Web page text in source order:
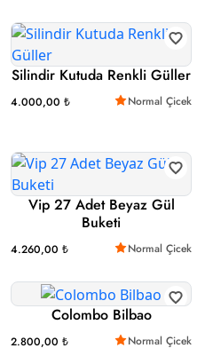
Silindir Kutuda Renkli Güller
4.000,00 ₺ Normal Çicek
Vip 27 Adet Beyaz Gül
Buketi
4.260,00 ₺ Normal Çicek
Colombo Bilbao
2.800,00 ₺ Normal Çicek